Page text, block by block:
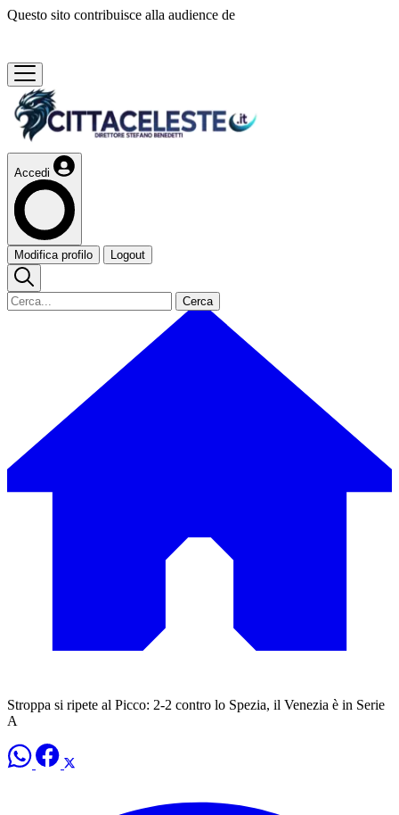
Questo sito contribuisce alla audience de
Accedi
Modifica profilo Logout
Cerca
Stroppa si ripete al Picco: 2-2 contro lo Spezia, il Venezia è in Serie
A